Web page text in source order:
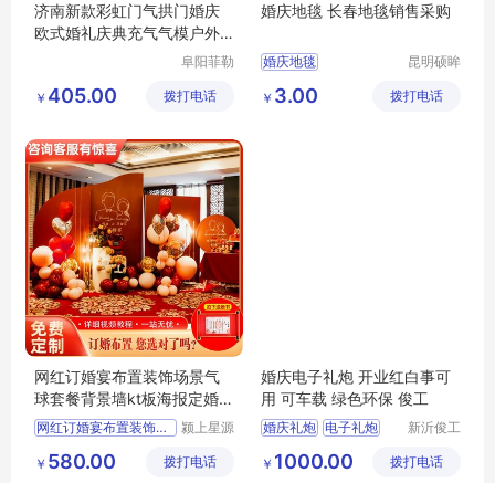
济南新款彩虹门气拱门婚庆
欧式婚礼庆典充气气模户外
阜阳菲勒
公司
￥ 405.00 拨打电话
婚庆地毯 长春地毯销售采购
婚庆地毯
昆明硕眸
限公司
￥ 3.00 拨打电话
网红订婚宴布置装饰场景气
球套餐背景墙kt板海报定婚酒
店现场用品
网红订婚宴布置装饰场景气
颍上星源
有限公司
￥ 580.00 拨打电话
婚庆电子礼炮 开业红白事可
用 可车载 绿色环保 俊工
婚庆礼炮 电子礼炮
婚庆礼炮厂家
新沂俊工
公司
￥ 1000.00 拨打电话